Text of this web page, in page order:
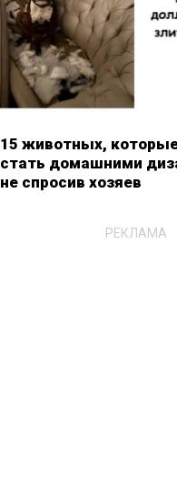
15 животных,
стать домашними
не спросив хозяев
РЕКЛАМА